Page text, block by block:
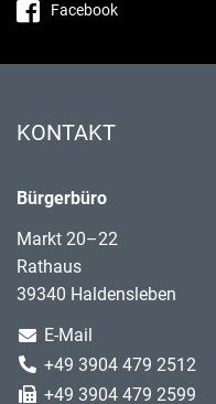
Facebook
KONTAKT
Bürgerbüro
Markt 20–22
Rathaus
39340 Haldensleben
E-Mail
+49 3904 479 2512
+49 3904 479 2599